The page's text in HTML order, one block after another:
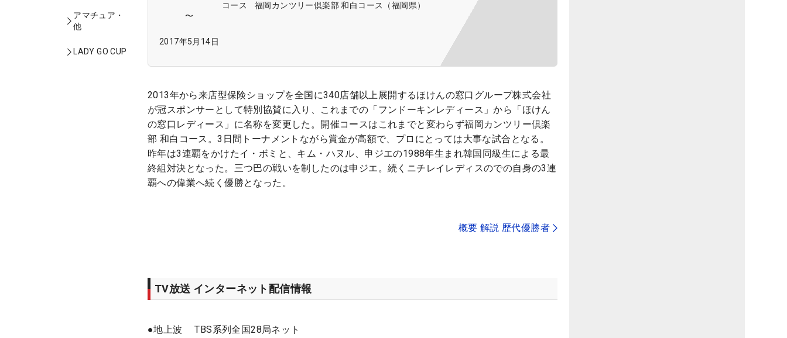
アマチュア・
他
LADY GO CUP
〜
2017年5月14日
コース 福岡カンツリー倶楽部 和白コース（福岡県）
2013年から来店型保険ショップを全国に340店舗以上展開するほけんの窓口グループ株式会社
が冠スポンサーとして特別協賛に入り、これまでの「フンドーキンレディース」から「ほけん
の窓口レディース」に名称を変更した。開催コースはこれまでと変わらず福岡カンツリー倶楽
部 和白コース。3日間トーナメントながら賞金が高額で、プロにとっては大事な試合となる。
昨年は3連覇をかけたイ・ボミと、キム・ハヌル、申ジエの1988年生まれ韓国同級生による最
終組対決となった。三つ巴の戦いを制したのは申ジエ。続くニチレイレディスのでの自身の3連
覇への偉業へ続く優勝となった。
概要 解説 歴代優勝者
TV放送 インターネット配信情報
●地上波 TBS系列全国28局ネット